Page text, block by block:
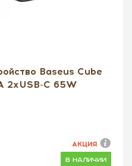
Baseus Cube
2xUSB-C 65W
в наличии
АКЦИЯ